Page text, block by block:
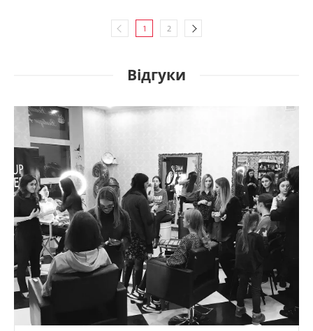
1 2
Відгуки